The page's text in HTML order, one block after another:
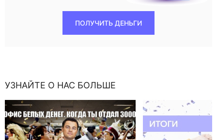
ПОЛУЧИТЬ ДЕНЬГИ
УЗНАЙТЕ О НАС БОЛЬШЕ